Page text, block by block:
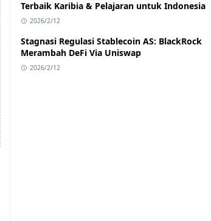
Terbaik Karibia & Pelajaran untuk Indonesia
2026/2/12
Stagnasi Regulasi Stablecoin AS: BlackRock
Merambah DeFi Via Uniswap
2026/2/12